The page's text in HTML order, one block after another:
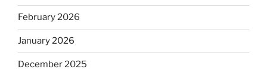
February 2026
January 2026
December 2025